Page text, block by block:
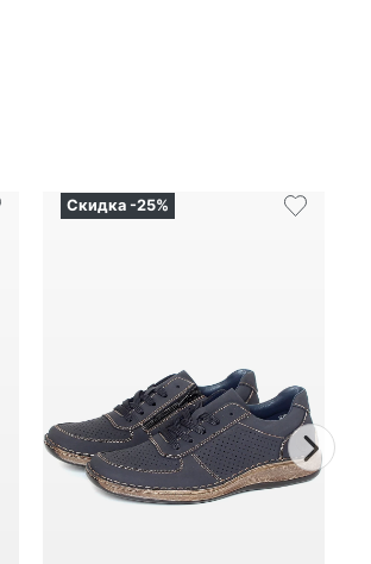
Скидка -25%